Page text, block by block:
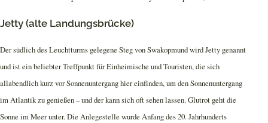
Jetty (alte Landungsbrücke)
Der südlich des Leuchtturms gelegene Steg von Swakopmund wird Jetty genannt
und ist ein beliebter Treffpunkt für Einheimische und Touristen, die sich
allabendlich kurz vor Sonnenuntergang hier einfinden, um den Sonnenuntergang
im Atlantik zu genießen – und der kann sich oft sehen lassen. Glutrot geht die
Sonne im Meer unter. Die Anlegestelle wurde Anfang des 20. Jahrhunderts